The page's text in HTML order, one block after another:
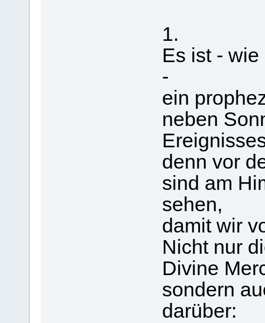
1.
Es ist -
-
ein
neben
denn vor
sind am
sehen,
damit wir
Nicht nur
Divine
sondern
darüber: